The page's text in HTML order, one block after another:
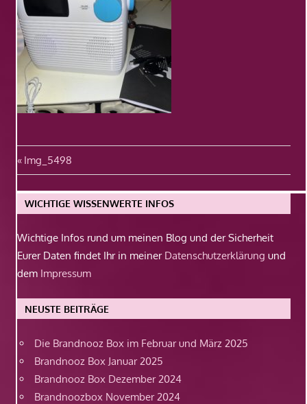
Beitragsnavigation
Vorheriger
Beitrag:
Img_5498
WICHTIGE WISSENWERTE INFOS
Wichtige Infos rund um meinen Blog und der Sicherheit
Eurer Daten findet Ihr in meiner Datenschutzerklärung und
dem Impressum
NEUSTE BEITRÄGE
Die Brandnooz Box im Februar und März 2025
Brandnooz Box Januar 2025
Brandnooz Box Dezember 2024
Brandnoozbox November 2024